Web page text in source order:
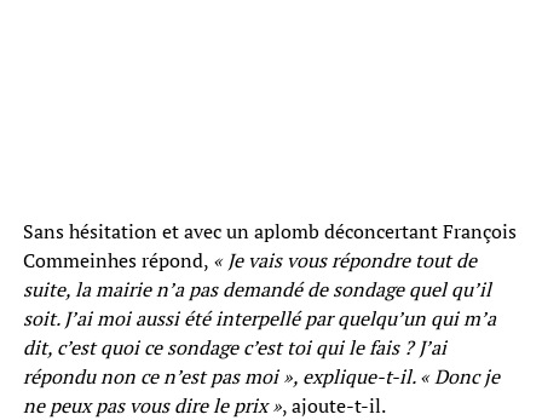
Sans hésitation et avec un aplomb déconcertant François
Commeinhes répond, « Je vais vous répondre tout de
suite, la mairie n’a pas demandé de sondage quel qu’il
soit. J’ai moi aussi été interpellé par quelqu’un qui m’a
dit, c’est quoi ce sondage c’est toi qui le fais ? J’ai
répondu non ce n’est pas moi », explique-t-il. « Donc je
ne peux pas vous dire le prix », ajoute-t-il.